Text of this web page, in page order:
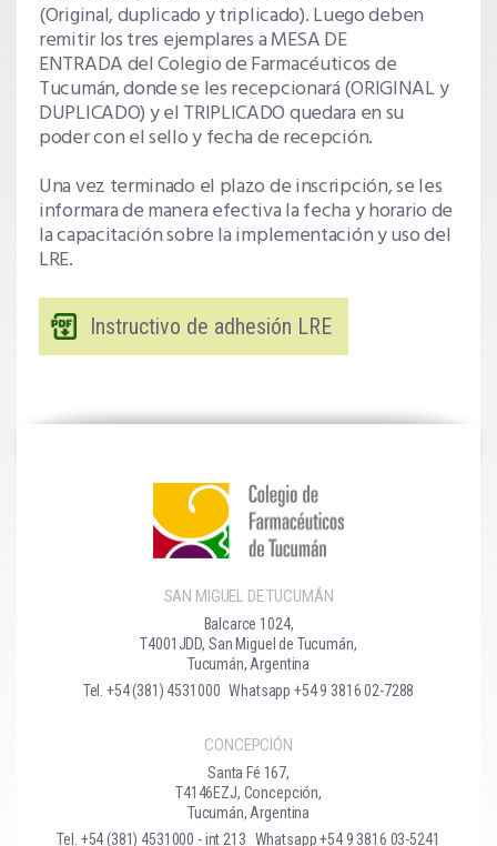
(Original, duplicado y triplicado). Luego deben
remitir los tres ejemplares a MESA DE
ENTRADA del Colegio de Farmacéuticos de
Tucumán, donde se les recepcionará (ORIGINAL y
DUPLICADO) y el TRIPLICADO quedara en su
poder con el sello y fecha de recepción.
Una vez terminado el plazo de inscripción, se les
informara de manera efectiva la fecha y horario de
la capacitación sobre la implementación y uso del
LRE.
Instructivo de adhesión LRE
SAN MIGUEL DE TUCUMÁN
Balcarce 1024,
T4001JDD, San Miguel de Tucumán,
Tucumán, Argentina
Tel. +54 (381) 4531000 Whatsapp +54 9 3816 02-7288
CONCEPCIÓN
Santa Fé 167,
T4146EZJ, Concepción,
Tucumán, Argentina
Tel. +54 (381) 4531000 - int 213 Whatsapp +54 9 3816 03-5241